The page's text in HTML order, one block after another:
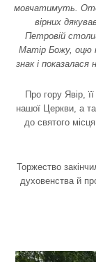
мовчатимуть.
вірних
Петровій
Матір Божу, оцю
знак і
Про гору Явір,
нашої Церкви, а
до святого
Торжество
духовенства й